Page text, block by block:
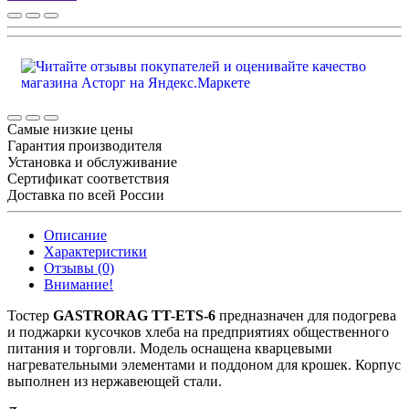
Самые низкие цены
Гарантия производителя
Установка и обслуживание
Сертификат соответствия
Доставка по всей России
Описание
Характеристики
Отзывы (0)
Внимание!
Тостер GASTRORAG TT-ETS-6 предназначен для подогрева
и поджарки кусочков хлеба на предприятиях общественного
питания и торговли. Модель оснащена кварцевыми
нагревательными элементами и поддоном для крошек. Корпус
выполнен из нержавеющей стали.